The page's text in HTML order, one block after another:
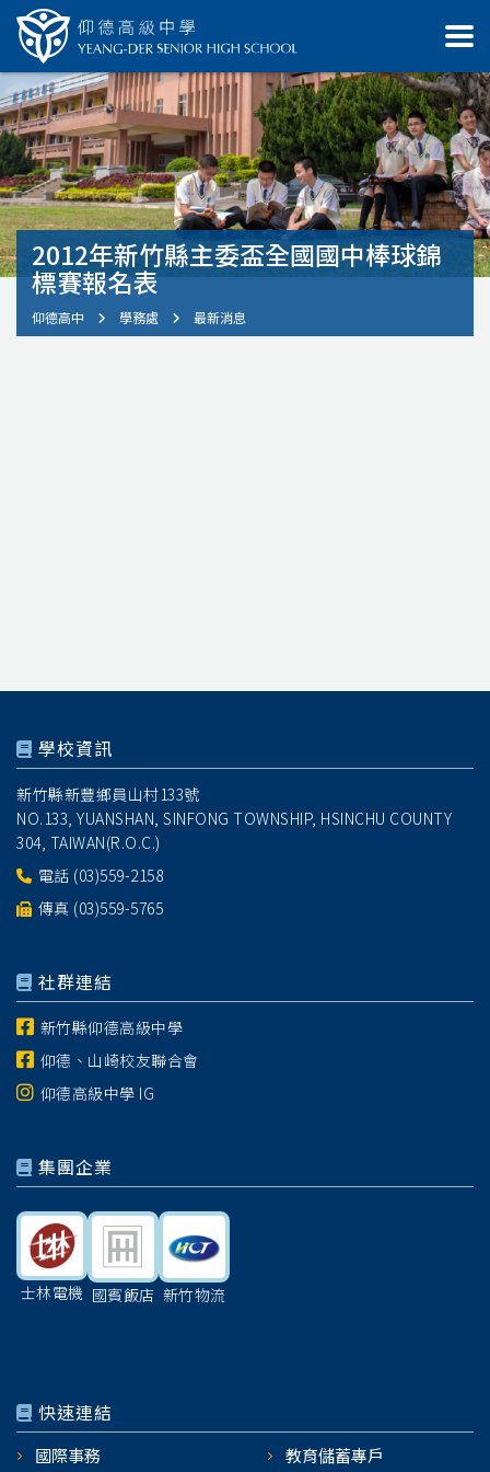
2012年新竹縣主委盃全國國中棒球錦
標賽報名表
仰德高中 學務處 最新消息
學校資訊
新竹縣新豐鄉員山村133號
NO.133, YUANSHAN, SINFONG TOWNSHIP, HSINCHU COUNTY
304, TAIWAN(R.O.C.)
電話 (03)559-2158
傳真 (03)559-5765
社群連結
新竹縣仰德高級中學
仰德、山崎校友聯合會
仰德高級中學 IG
集團企業
士林電機 國賓飯店 新竹物流
快速連結
國際事務 教育儲蓄專戶